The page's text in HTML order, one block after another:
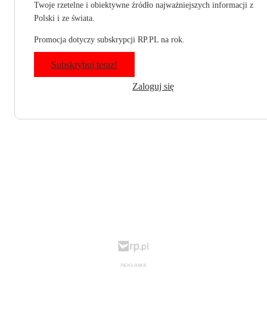
Twoje rzetelne i obiektywne źródło najważniejszych informacji z
Polski i ze świata.
Promocja dotyczy subskrypcji RP.PL na rok.
Subskrybuj teraz!
Zaloguj się